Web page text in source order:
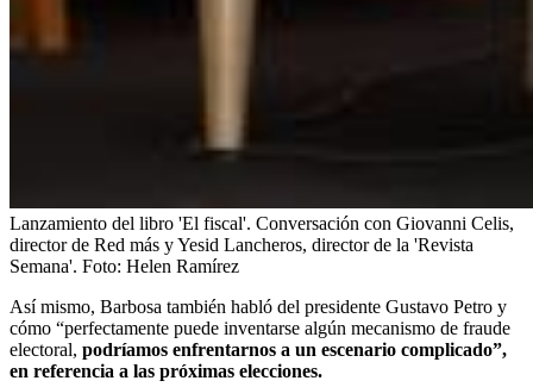
Lanzamiento del libro 'El fiscal'. Conversación con Giovanni Celis,
director de Red más y Yesid Lancheros, director de la 'Revista
Semana'. Foto: Helen Ramírez
Así mismo, Barbosa también habló del presidente Gustavo Petro y
cómo “perfectamente puede inventarse algún mecanismo de fraude
electoral, podríamos enfrentarnos a un escenario complicado”,
en referencia a las próximas elecciones.